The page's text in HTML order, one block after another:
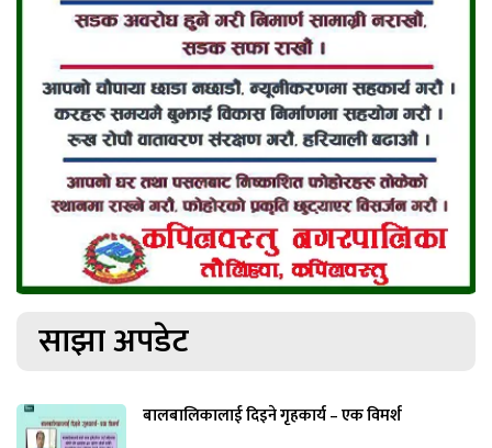
साझा अपडेट
बालबालिकालाई दिइने गृहकार्य – एक विमर्श